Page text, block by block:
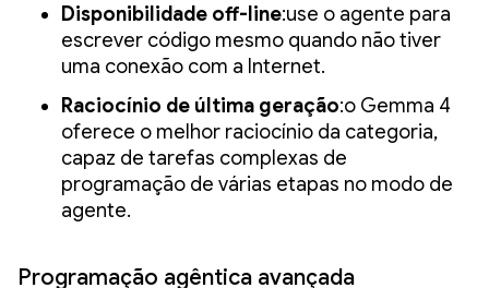
Disponibilidade off-line:use o agente para
escrever código mesmo quando não tiver
uma conexão com a Internet.
Raciocínio de última geração:o Gemma 4
oferece o melhor raciocínio da categoria,
capaz de tarefas complexas de
programação de várias etapas no modo de
agente.
Programação agêntica avançada